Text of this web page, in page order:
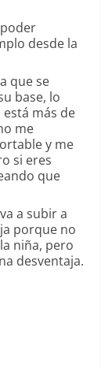
desde la
que se
base, lo
más de
me
y me
si eres
que
a subir a
porque no
niña, pero
desventaja.